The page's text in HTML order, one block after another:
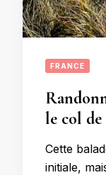
FRANCE
le col de
Cette
initiale,